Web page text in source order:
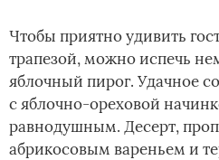
Чтобы приятно удивить
трапезой, можно испечь
яблочный пирог. Удачное
с яблочно-ореховой
равнодушным. Десерт,
абрикосовым вареньем и